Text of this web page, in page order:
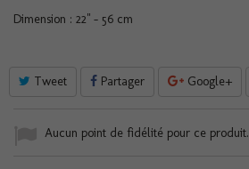
Dimension : 22" - 56 cm
Tweet Partager Google+
Aucun point de fidélité pour ce produit.